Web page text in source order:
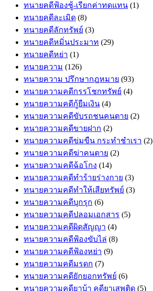
ทนายคดีฟ้องชู้-เรียกค่าทดแทน (1)
ทนายคดีละเมิด (8)
ทนายคดีลักทรัพย์ (3)
ทนายคดีหมิ่นประมาท (29)
ทนายคดีหย่า (1)
ทนายความ (126)
ทนายความ ปรึกษากฎหมาย (93)
ทนายความคดีกรรโชกทรัพย์ (4)
ทนายความคดีกู้ยืมเงิน (4)
ทนายความคดีขับรถชนคนตาย (2)
ทนายความคดีขายฝาก (2)
ทนายความคดีข่มขืน กระทำชำเรา (2)
ทนายความคดีฆ่าคนตาย (2)
ทนายความคดีฉ้อโกง (14)
ทนายความคดีทำร้ายร่างกาย (3)
ทนายความคดีทำให้เสียทรัพย์ (3)
ทนายความคดีบุกรุก (6)
ทนายความคดีปลอมเอกสาร (5)
ทนายความคดีผิดสัญญา (4)
ทนายความคดีฟ้องขับไล่ (8)
ทนายความคดีฟ้องหย่า (9)
ทนายความคดีมรดก (7)
ทนายความคดียักยอกทรัพย์ (6)
ทนายความคดียาบ้า คดียาเสพติด (5)